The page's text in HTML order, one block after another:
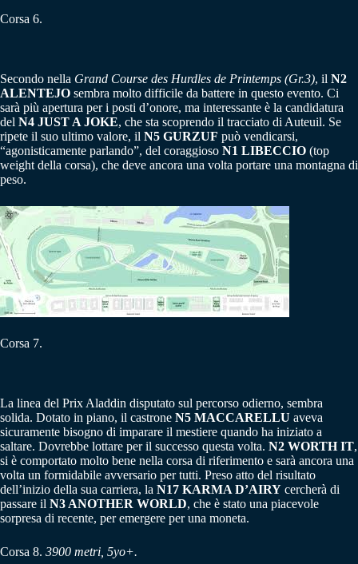
Corsa 6.
Secondo nella Grand Course des Hurdles de Printemps (Gr.3), il N2
ALENTEJO sembra molto difficile da battere in questo evento. Ci
sarà più apertura per i posti d’onore, ma interessante è la candidatura
del N4 JUST A JOKE, che sta scoprendo il tracciato di Auteuil. Se
ripete il suo ultimo valore, il N5 GURZUF può vendicarsi,
“agonisticamente parlando”, del coraggioso N1 LIBECCIO (top
weight della corsa), che deve ancora una volta portare una montagna di
peso.
Corsa 7.
La linea del Prix Aladdin disputato sul percorso odierno, sembra
solida. Dotato in piano, il castrone N5 MACCARELLU aveva
sicuramente bisogno di imparare il mestiere quando ha iniziato a
saltare. Dovrebbe lottare per il successo questa volta. N2 WORTH IT,
si è comportato molto bene nella corsa di riferimento e sarà ancora una
volta un formidabile avversario per tutti. Preso atto del risultato
dell’inizio della sua carriera, la N17 KARMA D’AIRY cercherà di
passare il N3 ANOTHER WORLD, che è stato una piacevole
sorpresa di recente, per emergere per una moneta.
Corsa 8. 3900 metri, 5yo+.